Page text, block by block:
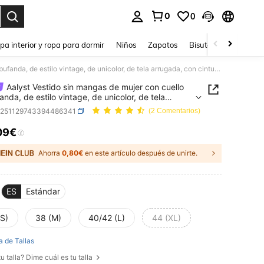
0 0
interior y ropa para dormir Niños Zapatos Bisutería Y
Aalyst Vestido sin mangas de mujer con cuello de bufanda, de estilo vintage, de unicolor, de tela arrugada, con cintura elástica y bajo acampanado, elegante, chic, ligero, lujoso, casual, bohemio, para vacaciones/trabajo y traslados
Aalyst Vestido sin mangas de mujer con cuello
de estilo vintage, de unicolor, de tela
con cintura elástica y bajo acampanado,
chic, ligero, lujoso, casual, bohemio, para
trabajo y traslados
(2 Comentarios)
AND AVAILABILITY
Ahorra 0,80€ en este artículo después de unirte.
ES Estándar
38 (M) 40/42 (L) 44 (XL)
de Tallas
talla? Dime cuál es tu talla